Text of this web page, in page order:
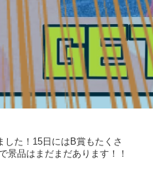
た！15日にはB賞もたくさ
景品はまだまだあります！！